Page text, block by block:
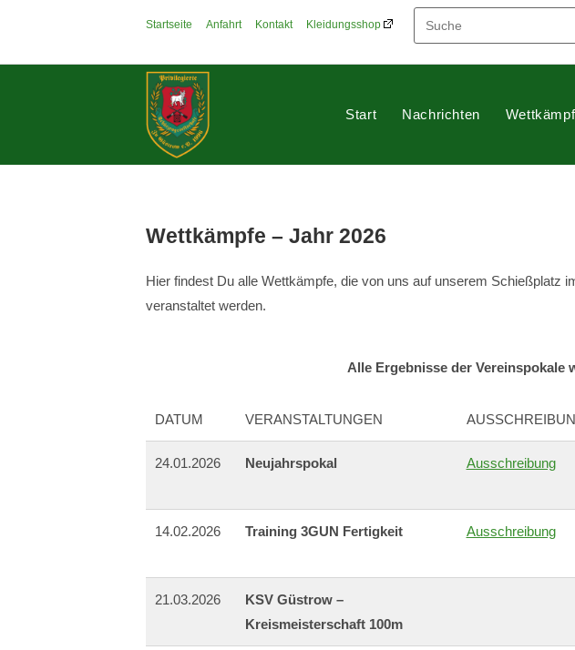
Startseite Anfahrt Kontakt Kleidungsshop
Start Nachrichten
Wettkämpfe – Jahr 2026
Hier findest Du alle Wettkämpfe, die von uns auf unserem Schießplatz
veranstaltet werden.
Alle Ergebnisse der Vereinspokale
DATUM VERANSTALTUNGEN
24.01.2026 Neujahrspokal
Ausschreibung
14.02.2026 Training 3GUN Fertigkeit Ausschreibung
21.03.2026
KSV Güstrow –
Kreismeisterschaft 100m